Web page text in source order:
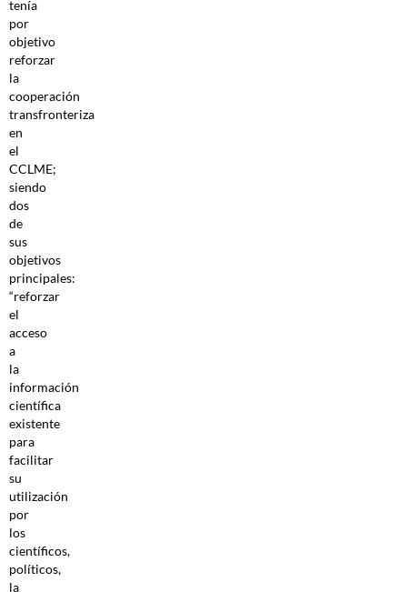
tenía
por
objetivo
reforzar
la
cooperación
transfronteriza
en
el
CCLME;
siendo
dos
de
sus
objetivos
principales:
“reforzar
el
acceso
a
la
información
científica
existente
para
facilitar
su
utilización
por
los
científicos,
políticos,
la